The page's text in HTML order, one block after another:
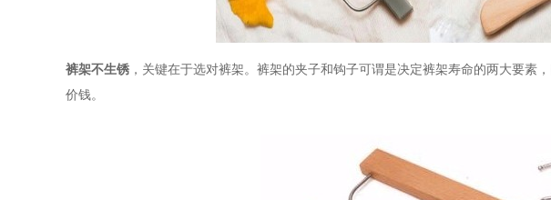
裤架不生锈 ，关键在于选对裤架。裤架的夹子和钩子可谓是决定裤架寿命的两大要素
价钱。